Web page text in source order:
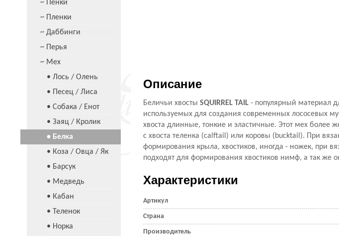
~ Пенки
~ Пленки
~ Даббинги
~ Перья
~ Мех
• Лось / Олень
• Песец / Лиса
• Собака / Енот
• Заяц / Кролик
• Белка
• Коза / Овца / Як
• Барсук
• Медведь
• Кабан
• Теленок
• Норка
Описание
Беличьи хвостыSQUIRREL TAIL - популярный материал
используемых для создания современных лососевых
хвоста длинные, тонкие и эластичные. Этот мех более
с хвоста теленка (calftail) или коровы (bucktail). При
формирования крыла, хвостиков, иногда - ножек, при
подходят для формирования хвостиков нимф, а так же
Характеристики
Артикул
Страна
Производитель